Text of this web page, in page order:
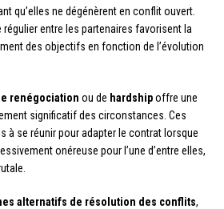
qu’elles ne dégénèrent en conflit ouvert.
entre les partenaires favorisent la
des objectifs en fonction de l’évolution
renégociation ou de hardshipoffre une
significatif des circonstances. Ces
à se réunir pour adapter le contrat lorsque
onéreuse pour l’une d’entre elles,
alternatifs de résolution des conflits,